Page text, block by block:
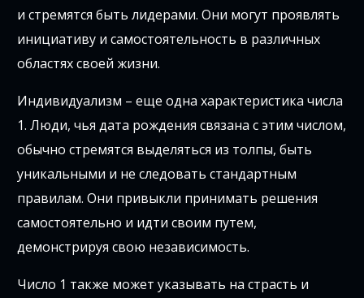
и стремятся быть лидерами. Они могут проявлять
инициативу и самостоятельность в различных
областях своей жизни.
Индивидуализм – еще одна характеристика числа
1. Люди, чья дата рождения связана с этим числом,
обычно стремятся выделяться из толпы, быть
уникальными и не следовать стандартным
правилам. Они привыкли принимать решения
самостоятельно и идти своим путем,
демонстрируя свою независимость.
Число 1 также может указывать на страсть и